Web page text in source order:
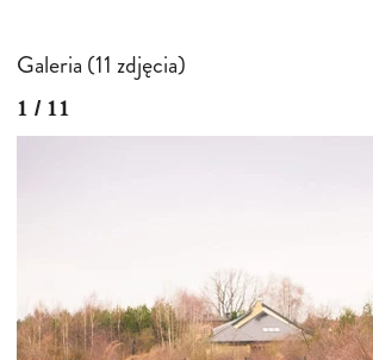
Galeria (11 zdjęcia)
1 / 11